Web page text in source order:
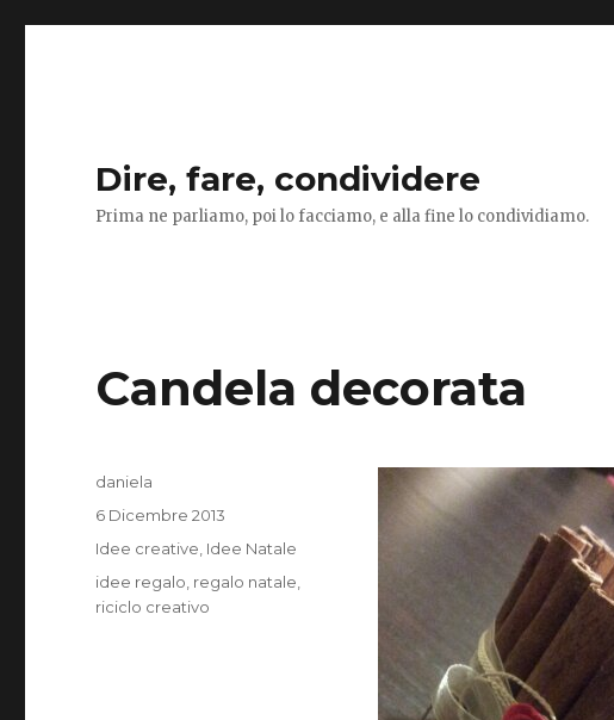
Dire, fare, condividere
Prima ne parliamo, poi lo facciamo, e alla fine lo condividiamo.
Candela decorata
Autore
daniela
Pubblicato
6 Dicembre 2013
Categorie
Idee creative Idee Natale
Tag
idee regalo regalo natale
riciclo creativo